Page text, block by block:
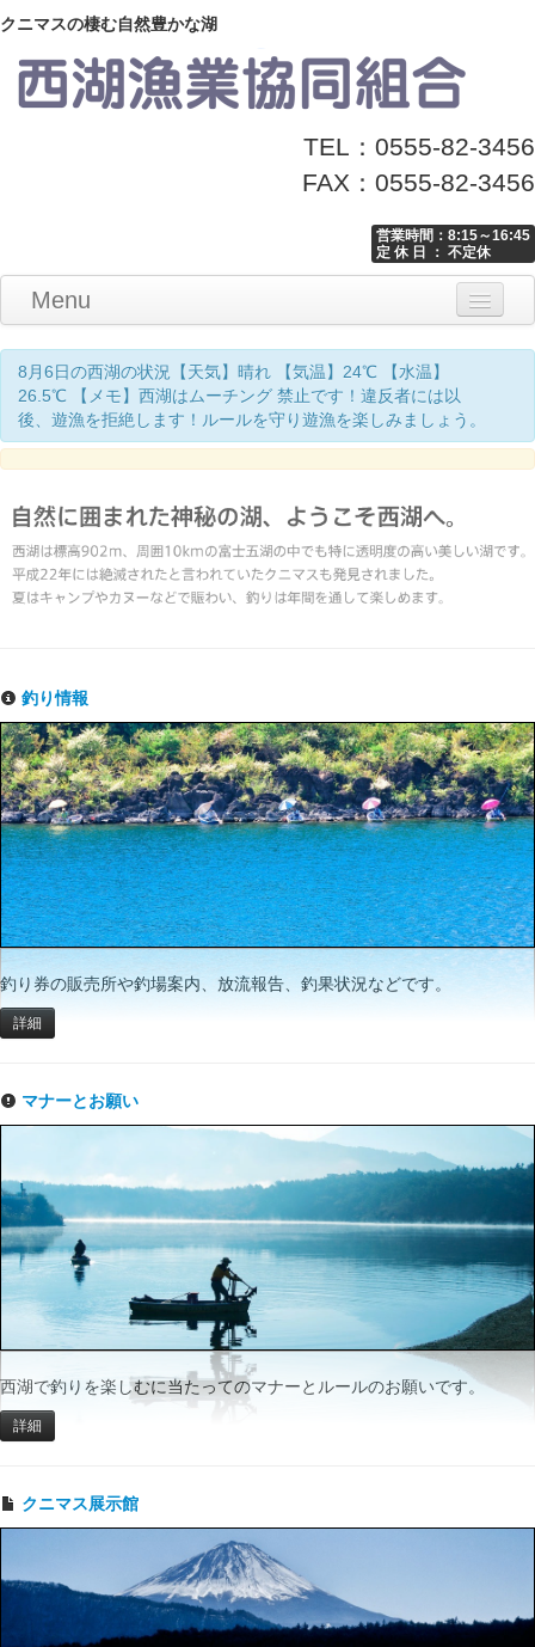
クニマスの棲む自然豊かな湖
TEL：0555-82-3456
FAX：0555-82-3456
営業時間：8:15～16:45
定 休 日 ： 不定休
Menu
Home
釣り情報
マナーとお願い
クニマス展示館
漁協からのお知らせ
お問い合わせ
8月6日の西湖の状況【天気】晴れ 【気温】24℃ 【水温】
26.5℃ 【メモ】西湖はムーチング 禁止です！違反者には以
後、遊漁を拒絶します！ルールを守り遊漁を楽しみましょう。
釣り情報
釣り券の販売所や釣場案内、放流報告、釣果状況などです。
詳細
マナーとお願い
西湖で釣りを楽しむに当たってのマナーとルールのお願いです。
詳細
クニマス展示館